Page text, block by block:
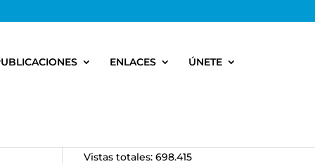
ENLACES ÚNETE
Vistas totales:698.415